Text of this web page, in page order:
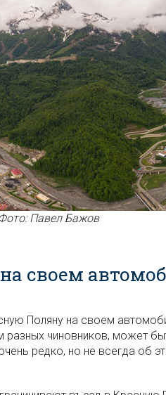
Павел Бажов
своем
Поляну на своем
чиновников, может
редко, но не всегда об